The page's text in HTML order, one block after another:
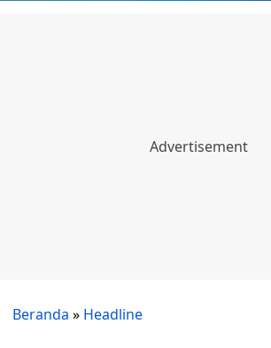
Beranda » Headline